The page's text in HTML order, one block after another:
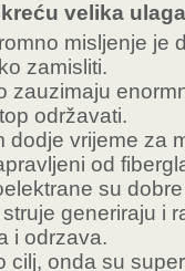
velika
misljenje je
zamisliti.
zauzimaju
održavati.
dodje vrijeme za
od
su
generiraju i
i odrzava.
cilj, onda su